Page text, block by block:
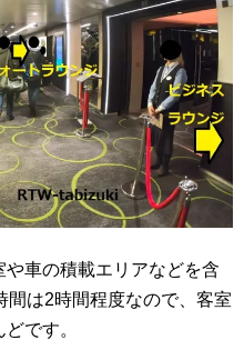
車の積載エリアなどを含
間は2時間程度なので、客室
です。